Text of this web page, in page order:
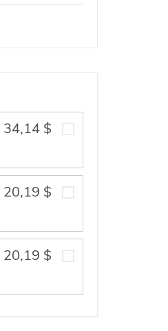
34,14 $
20,19 $
20,19 $